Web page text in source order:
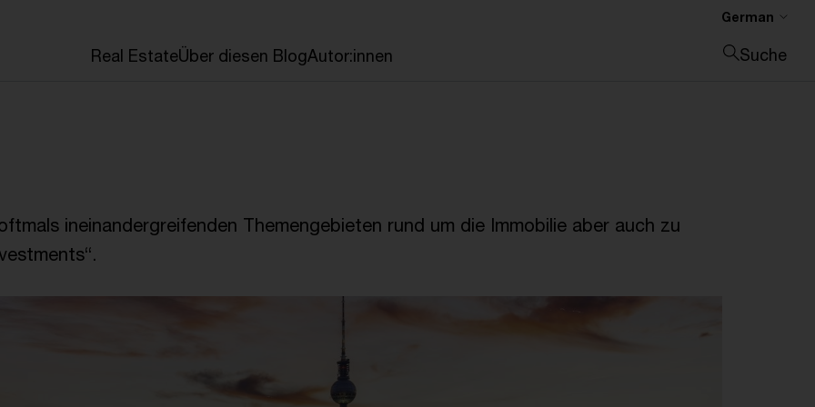
Real EstateÜber diesen BlogAutor:innen
German
Suche
ineinandergreifenden Themengebieten rund um die Immobilie aber auch zu